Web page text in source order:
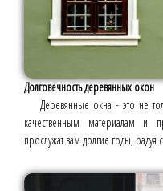
Долговечность деревянных окон
Деревянные окна - это не
качественным материалам и
прослужат вам долгие годы,